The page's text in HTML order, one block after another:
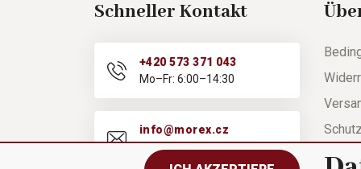
Schneller Kontakt
+420 573 371 043
Mo–Fr: 6:00–14:30
info@morex.cz
Mo–Fr: 6:00–14:30
Hilfe